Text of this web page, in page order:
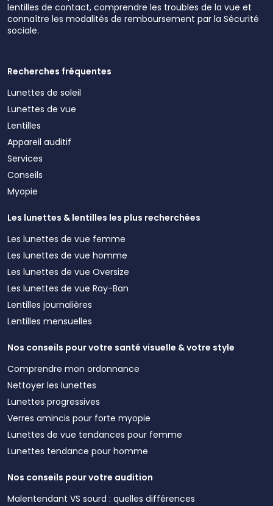
lentilles de contact, comprendre les troubles de la vue et
connaître les modalités de remboursement par la Sécurité
sociale.
Recherches fréquentes
Lunettes de soleil
Lunettes de vue
Lentilles
Appareil auditif
Services
Conseils
Myopie
Les lunettes & lentilles les plus recherchées
Les lunettes de vue femme
Les lunettes de vue homme
Les lunettes de vue Oversize
Les lunettes de vue Ray-Ban
Lentilles journalières
Lentilles mensuelles
Nos conseils pour votre santé visuelle & votre style
Comprendre mon ordonnance
Nettoyer les lunettes
Lunettes progressives
Verres amincis pour forte myopie
Lunettes de vue tendances pour femme
Lunettes tendance pour homme
Nos conseils pour votre audition
Malentendant VS sourd : quelles différences